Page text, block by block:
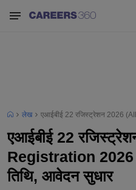
लेख एआईबीई 22 रजिस्ट्रेशन 2026
एआईबीई 22
Registration
तिथि, आवेदन सुधार